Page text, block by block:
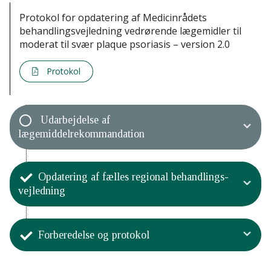
Protokol for opdatering af Medicinrådets
behandlingsvejledning vedrørende lægemidler til
moderat til svær plaque psoriasis – version 2.0
Protokol
Udarbejdelse af
lægemiddelrekommandation
Aktivitet
Medicinrådet har godkendt
Opdatering af fælles regional behandlings­
vejledning
Aktivitet
Medicinrådet har godkendt den
fælles regionale
Forberedelse og protokol